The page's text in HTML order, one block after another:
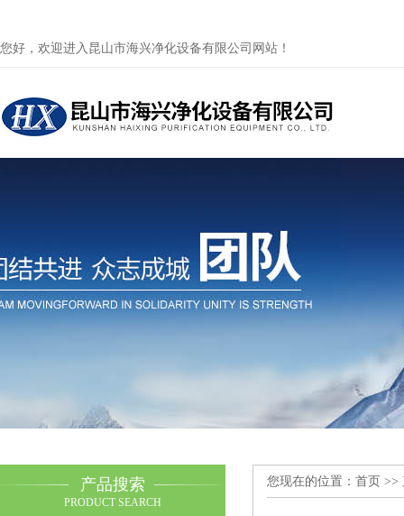
您好，欢迎进入昆山市海兴净化设备有限公司网站！
产品搜索
PRODUCT SEARCH
您现在的位置： 首页 >>